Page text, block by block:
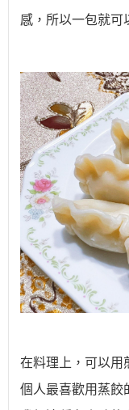
感，所以一包就可
在料理上，可以用
個人最喜歡用蒸餃